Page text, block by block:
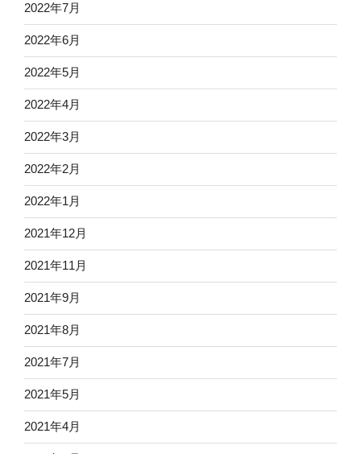
2022年7月
2022年6月
2022年5月
2022年4月
2022年3月
2022年2月
2022年1月
2021年12月
2021年11月
2021年9月
2021年8月
2021年7月
2021年5月
2021年4月